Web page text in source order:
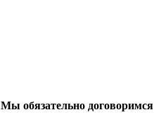
Мы обязательно договоримся